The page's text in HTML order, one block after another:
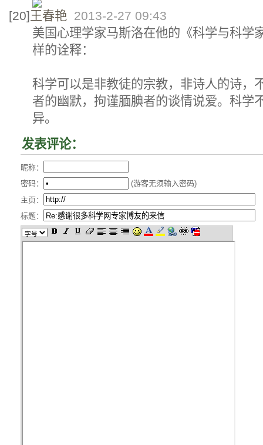
[20] 王春艳 2013-2-27 09:43
美国心理学家马斯洛在他的《科学与科学
样的诠释：
科学可以是非教徒的宗教，非诗人的诗，
者的幽默，拘谨腼腆者的谈情说爱。科学
异。
发表评论：
昵称：
密码：
(游客无须输入密码)
主页：
标题：